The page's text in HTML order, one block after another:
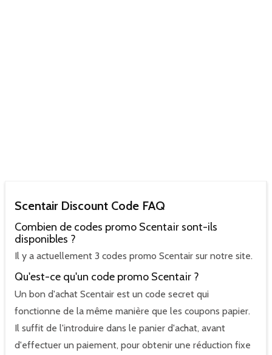
Scentair Discount Code FAQ
Combien de codes promo Scentair sont-ils
disponibles ?
Il y a actuellement 3 codes promo Scentair sur notre site.
Qu'est-ce qu'un code promo Scentair ?
Un bon d'achat Scentair est un code secret qui
fonctionne de la même manière que les coupons papier.
Il suffit de l'introduire dans le panier d'achat, avant
d'effectuer un paiement, pour obtenir une réduction fixe